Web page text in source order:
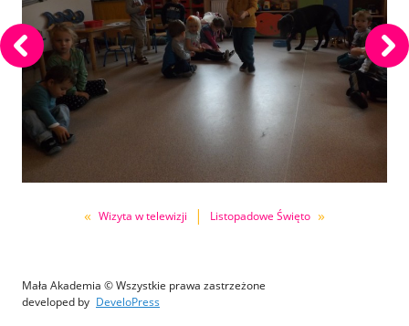
« Wizyta w telewizji | Listopadowe Święto »
Mała Akademia © Wszystkie prawa zastrzeżone
developed by DeveloPress